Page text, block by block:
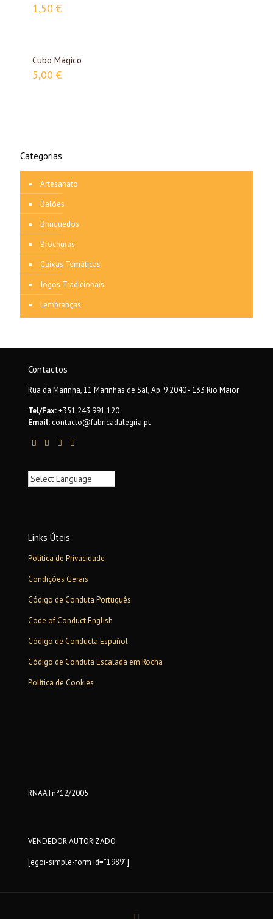
1,50 €
Cubo Mágico
5,00 €
Categorias
Artesanato
Balões
Brinquedos
Brochuras
Caixas Temáticas
Jogos Tradicionais
Lembranças
Contactos
Rua da Marinha, 11 Marinhas de Sal, Ap. 9 2040 - 133 Rio Maior
Tel/Fax:+351 243 991 120
Email:contacto@fabricadalegria.pt
Links Úteis
Política de Privacidade
Condições Gerais
Código de Conduta Português
Code of Conduct English
Código de Conducta Español
Código de Conduta Escalada em Rocha
Política de Cookies
RNAATnº12/2005
VENDEDOR AUTORIZADO
[egoi-simple-form id=”1989″]